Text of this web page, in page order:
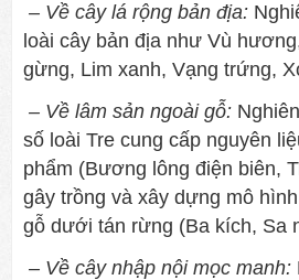
– Về cây lá rộng bản địa:
loài cây bản địa như Vù
gừng, Lim xanh, Vạng trứng,
– Về lâm sản ngoài gỗ:
số loài Tre cung cấp nguyên
phẩm (Bương lông điện biên,
gây trồng và xây dựng mô
gỗ dưới tán rừng (Ba kích, Sa
– Về cây nhập nội mọc manh: